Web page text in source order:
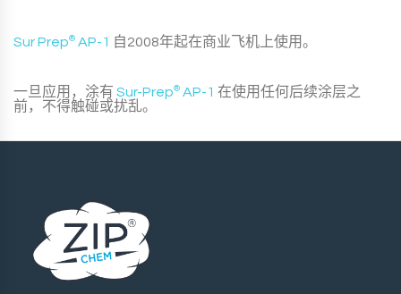
Sur Prep® AP-1 自2008年起在商业飞机上使用。
一旦应用，涂有 Sur-Prep® AP-1 在使用任何后续涂层之
前，不得触碰或扰乱。